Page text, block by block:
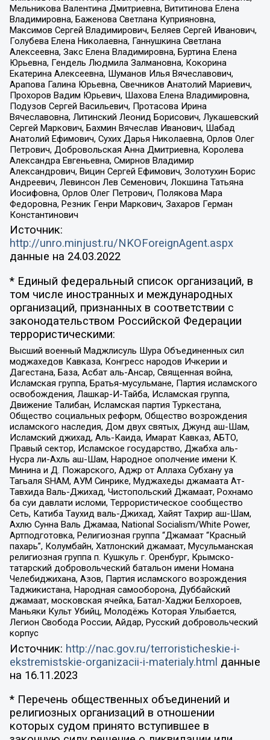
Мельникова Валентина Дмитриевна, Вититинова Елена
Владимировна, Баженова Светлана Куприяновна,
Максимов Сергей Владимирович, Беляев Сергей Иванович,
Голубева Елена Николаевна, Ганнушкина Светлана
Алексеевна, Закс Елена Владимировна, Буртина Елена
Юрьевна, Гендель Людмила Залмановна, Кокорина
Екатерина Алексеевна, Шуманов Илья Вячеславович,
Арапова Галина Юрьевна, Свечников Анатолий Мариевич,
Прохоров Вадим Юрьевич, Шахова Елена Владимировна,
Подузов Сергей Васильевич, Протасова Ирина
Вячеславовна, Литинский Леонид Борисович, Лукашевский
Сергей Маркович, Бахмин Вячеслав Иванович, Шабад
Анатолий Ефимович, Сухих Дарья Николаевна, Орлов Олег
Петрович, Добровольская Анна Дмитриевна, Королева
Александра Евгеньевна, Смирнов Владимир
Александрович, Вицин Сергей Ефимович, Золотухин Борис
Андреевич, Левинсон Лев Семенович, Локшина Татьяна
Иосифовна, Орлов Олег Петрович, Полякова Мара
Федоровна, Резник Генри Маркович, Захаров Герман
Константинович
Источник:
http://unro.minjust.ru/NKOForeignAgent.aspx
данные на 24.03.2022
* Единый федеральный список организаций, в
том числе иностранных и международных
организаций, признанных в соответствии с
законодательством Российской Федерации
террористическими:
Высший военный Маджлисуль Шура Объединенных сил
моджахедов Кавказа, Конгресс народов Ичкерии и
Дагестана, База, Асбат аль-Ансар, Священная война,
Исламская группа, Братья-мусульмане, Партия исламского
освобождения, Лашкар-И-Тайба, Исламская группа,
Движение Талибан, Исламская партия Туркестана,
Общество социальных реформ, Общество возрождения
исламского наследия, Дом двух святых, Джунд аш-Шам,
Исламский джихад, Аль-Каида, Имарат Кавказ, АБТО,
Правый сектор, Исламское государство, Джабха аль-
Нусра ли-Ахль аш-Шам, Народное ополчение имени К.
Минина и Д. Пожарского, Аджр от Аллаха Субхану уа
Тагьаля SHAM, АУМ Синрике, Муджахеды джамаата Ат-
Тавхида Валь-Джихад, Чистопольский Джамаат, Рохнамо
ба суи давлати исломи, Террористическое сообщество
Сеть, Катиба Таухид валь-Джихад, Хайят Тахрир аш-Шам,
Ахлю Сунна Валь Джамаа, National Socialism/White Power,
Артподготовка, Религиозная группа “Джамаат “Красный
пахарь”, Колумбайн, Хатлонский джамаат, Мусульманская
религиозная группа п. Кушкуль г. Оренбург, Крымско-
татарский добровольческий батальон имени Номана
Челебиджихана, Азов, Партия исламского возрождения
Таджикистана, Народная самооборона, Дуббайский
джамаат, московская ячейка, Батал-Хаджи Белхороев,
Маньяки Культ Убийц, Молодёжь Которая Улыбается,
Легион Свобода России, Айдар, Русский добровольческий
корпус
Источник: http://nac.gov.ru/terroristicheskie-i-
ekstremistskie-organizacii-i-materialy.html данные
на 16.11.2023
* Перечень общественных объединений и
религиозных организаций в отношении
которых судом принято вступившее в